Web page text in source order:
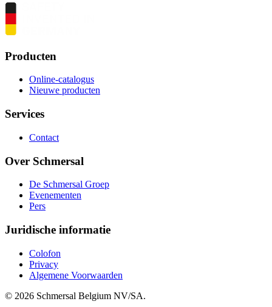
Producten
Online-catalogus
Nieuwe producten
Services
Contact
Over Schmersal
De Schmersal Groep
Evenementen
Pers
Juridische informatie
Colofon
Privacy
Algemene Voorwaarden
© 2026 Schmersal Belgium NV/SA.